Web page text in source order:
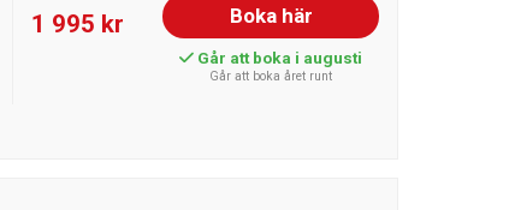
1 995 kr Boka här
Går att boka i augusti
Går att boka året runt